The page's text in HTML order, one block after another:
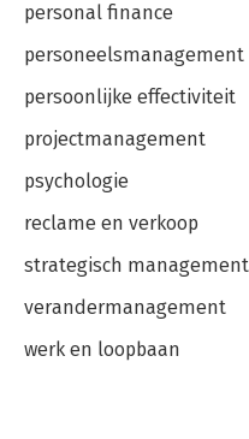
personal finance
personeelsmanagement
persoonlijke effectiviteit
projectmanagement
psychologie
reclame en verkoop
strategisch management
verandermanagement
werk en loopbaan